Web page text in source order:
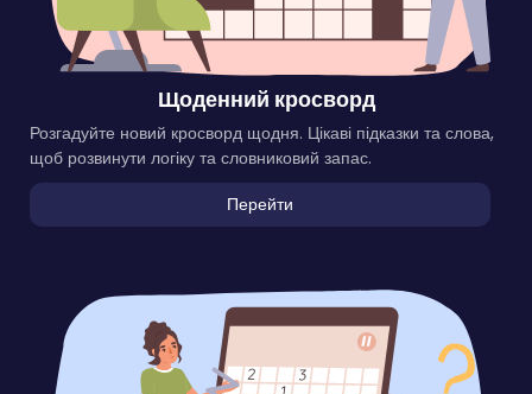
Щоденний кросворд
Розгадуйте новий кросворд щодня. Цікаві підказки та слова,
щоб розвинути логіку та словниковий запас.
Перейти